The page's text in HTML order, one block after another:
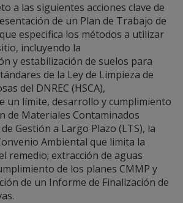
a las siguientes acciones clave de
de un Plan de Trabajo de
especifica los métodos a utilizar
incluyendo la
y estabilización de suelos para
de la Ley de Limpieza de
del DNREC (HSCA),
un límite, desarrollo y cumplimiento
de Materiales Contaminados
Gestión a Largo Plazo (LTS), la
Ambiental que limita la
remedio; extracción de aguas
de los planes CMMP y
de un Informe de Finalización de